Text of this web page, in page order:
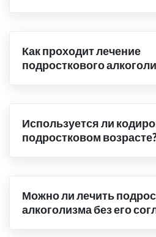
Как проходит лечение
подросткового
Используется ли
подростковом
Можно ли лечить
алкоголизма без его